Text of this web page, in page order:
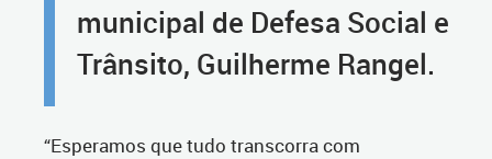
municipal de Defesa Social e
Trânsito, Guilherme Rangel.
“Esperamos que tudo transcorra com